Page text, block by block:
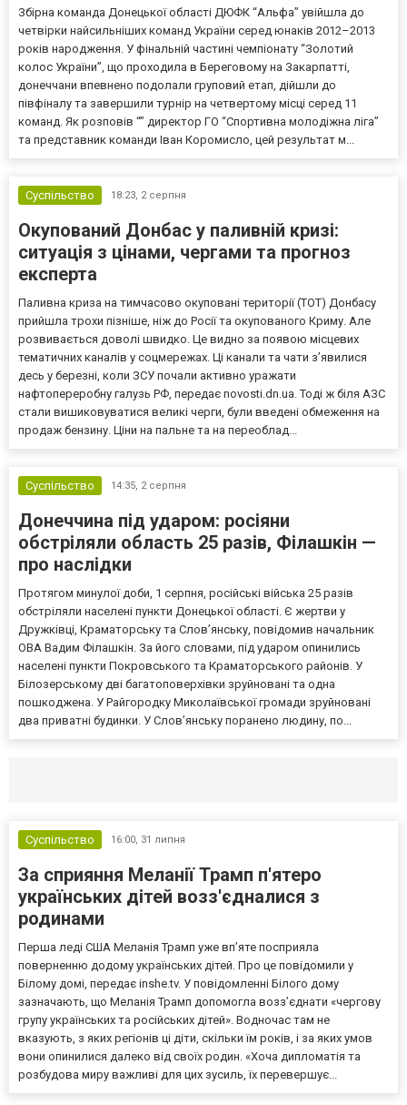
Збірна команда Донецької області ДЮФК “Альфа” увійшла до
четвірки найсильніших команд України серед юнаків 2012–2013
років народження. У фінальній частині чемпіонату “Золотий
колос України”, що проходила в Береговому на Закарпатті,
донеччани впевнено подолали груповий етап, дійшли до
півфіналу та завершили турнір на четвертому місці серед 11
команд. Як розповів “” директор ГО “Спортивна молодіжна ліга”
та представник команди Іван Коромисло, цей результат м...
Суспільство 18:23, 2 серпня
Окупований Донбас у паливній кризі:
ситуація з цінами, чергами та прогноз
експерта
Паливна криза на тимчасово окуповані території (ТОТ) Донбасу
прийшла трохи пізніше, ніж до Росії та окупованого Криму. Але
розвивається доволі швидко. Це видно за появою місцевих
тематичних каналів у соцмережах. Ці канали та чати з’явилися
десь у березні, коли ЗСУ почали активно уражати
нафтопереробну галузь РФ, передає novosti.dn.ua. Тоді ж біля АЗС
стали вишиковуватися великі черги, були введені обмеження на
продаж бензину. Ціни на пальне та на переоблад...
Суспільство 14:35, 2 серпня
Донеччина під ударом: росіяни
обстріляли область 25 разів, Філашкін —
про наслідки
Протягом минулої доби, 1 серпня, російські війська 25 разів
обстріляли населені пункти Донецької області. Є жертви у
Дружківці, Краматорську та Слов’янську, повідомив начальник
ОВА Вадим Філашкін. За його словами, під ударом опинились
населені пункти Покровського та Краматорського районів. У
Білозерському дві багатоповерхівки зруйновані та одна
пошкоджена. У Райгородку Миколаївської громади зруйновані
два приватні будинки. У Слов’янську поранено людину, по...
Суспільство 16:00, 31 липня
За сприяння Меланії Трамп п'ятеро
українських дітей возз'єдналися з
родинами
Перша леді США Меланія Трамп уже впʼяте посприяла
поверненню додому українських дітей. Про це повідомили у
Білому домі, передає inshe.tv. У повідомленні Білого дому
зазначають, що Меланія Трамп допомогла возз’єднати «чергову
групу українських та російських дітей». Водночас там не
вказують, з яких регіонів ці діти, скільки їм років, і за яких умов
вони опинилися далеко від своїх родин. «Хоча дипломатія та
розбудова миру важливі для цих зусиль, їх перевершує...